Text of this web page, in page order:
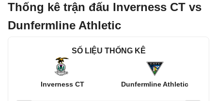
Thống kê trận đấu Inverness CT vs
Dunfermline Athletic
SỐ LIỆU THỐNG KÊ
Inverness CT Dunfermline Athletic